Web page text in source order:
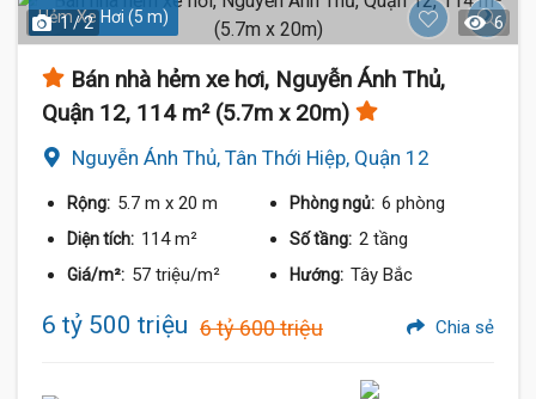
Hẻm Xe Hơi (5 m)
1 / 2 6
Bán nhà hẻm xe hơi, Nguyễn Ánh Thủ,
Quận 12, 114 m² (5.7m x 20m)
Nguyễn Ánh Thủ, Tân Thới Hiệp, Quận 12
Rộng: 5.7 m x 20 m Phòng ngủ: 6 phòng
Diện tích: 114 m² Số tầng: 2 tầng
Giá/m²: 57 triệu/m² Hướng: Tây Bắc
6 tỷ 500 triệu 6 tỷ 600 triệu Chia sẻ